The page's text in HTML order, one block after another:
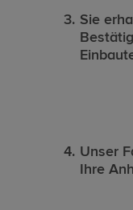
Sie
Unser
Ihre